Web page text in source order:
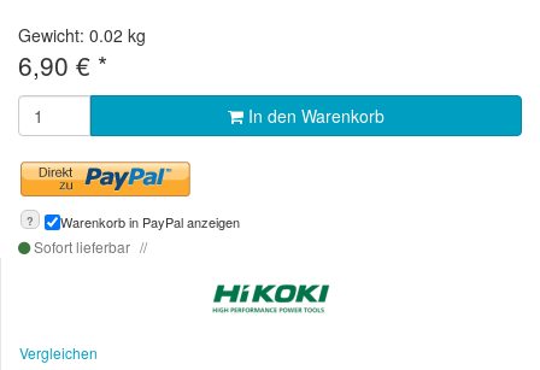
Gewicht: 0.02 kg
6,90 € *
In den Warenkorb
? Warenkorb in PayPal anzeigen
Sofort lieferbar
Vergleichen